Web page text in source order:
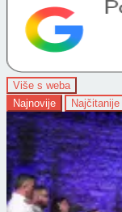
Više s weba
Najnovije
Najčitanije